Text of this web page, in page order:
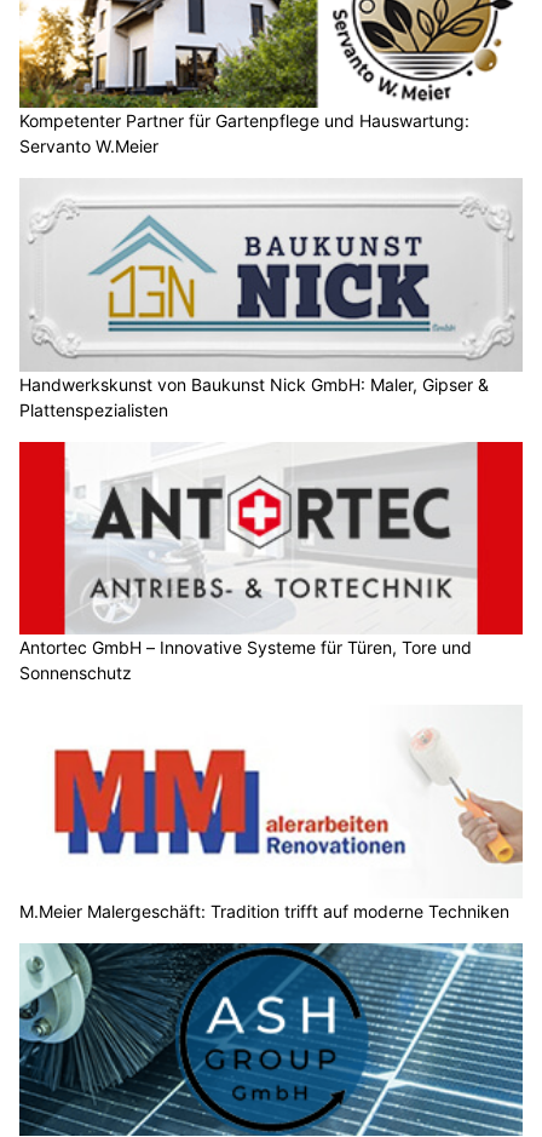
Kompetenter Partner für Gartenpflege und Hauswartung:
Servanto W.Meier
Handwerkskunst von Baukunst Nick GmbH: Maler, Gipser &
Plattenspezialisten
Antortec GmbH – Innovative Systeme für Türen, Tore und
Sonnenschutz
M.Meier Malergeschäft: Tradition trifft auf moderne Techniken